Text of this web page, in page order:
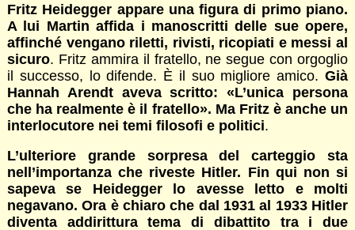
Fritz Heidegger appare una figura di primo piano.
A lui Martin affida i manoscritti delle sue opere,
affinché vengano riletti, rivisti, ricopiati e messi al
sicuro. Fritz ammira il fratello, ne segue con orgoglio
il successo, lo difende. È il suo migliore amico.Già
Hannah Arendt aveva scritto: «L’unica persona
che ha realmente è il fratello». Ma Fritz è anche un
interlocutore nei temi filosofi e politici.
L’ulteriore grande sorpresa del carteggio sta
nell’importanza che riveste Hitler. Fin qui non si
sapeva se Heidegger lo avesse letto e molti
negavano. Ora è chiaro che dal 1931 al 1933 Hitler
diventa addirittura tema di dibattito tra i due